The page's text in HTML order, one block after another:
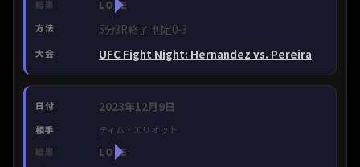
LOSE
5分3R終了 判定0-3
UFC Fight Night: Hernandez vs. Pereira
2023年12月9日
ティム・エリオット
LOSE